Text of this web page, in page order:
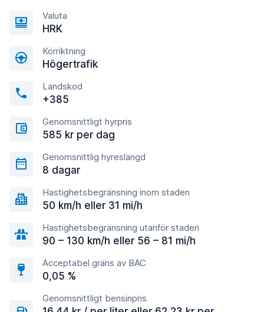
Valuta
HRK
Körriktning
Högertrafik
Landskod
+385
Genomsnittligt hyrpris
585 kr per dag
Genomsnittlig hyreslängd
8 dagar
Hastighetsbegränsning inom staden
50 km/h eller 31 mi/h
Hastighetsbegränsning utanför staden
90 – 130 km/h eller 56 – 81 mi/h
Acceptabel gräns av BAC
0,05 %
Genomsnittligt bensinpris